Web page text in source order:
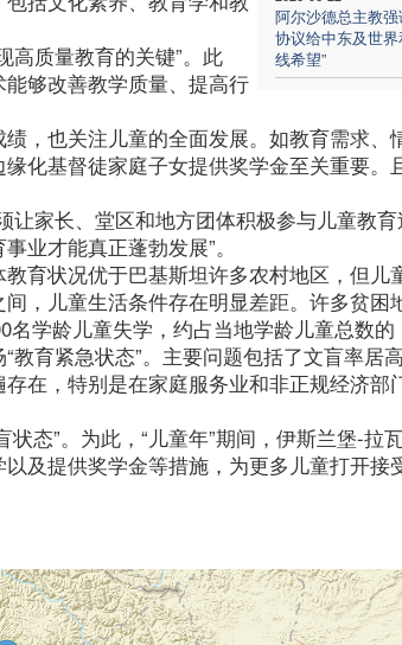
阿尔沙德总主教强
协议给中东及世
线希望”
高质量教育的关键”。此
够改善教学质量、提高行
，也关注儿童的全面发展。如教育需求、
化基督徒家庭子女提供奖学金至关重要。
家长、堂区和地方团体积极参与儿童教
业才能真正蓬勃发展”。
育状况优于巴基斯坦许多农村地区，但儿
，儿童生活条件存在明显差距。许多贫困
学龄儿童失学，约占当地学龄儿童总数的
育紧急状态”。主要问题包括了文盲率居
在，特别是在家庭服务业和非正规经济部
态”。为此，“儿童年”期间，伊斯兰堡-拉
及提供奖学金等措施，为更多儿童打开接